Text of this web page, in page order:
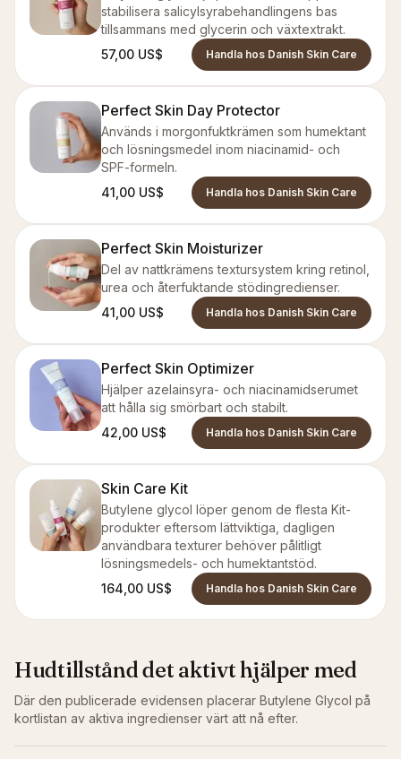
stabilisera salicylsyrabehandlingens bas
tillsammans med glycerin och växtextrakt.
57,00 US$
Handla hos Danish Skin Care
Perfect Skin Day Protector
Används i morgonfuktkrämen som humektant
och lösningsmedel inom niacinamid- och
SPF-formeln.
41,00 US$
Handla hos Danish Skin Care
Perfect Skin Moisturizer
Del av nattkrämens textursystem kring retinol,
urea och återfuktande stödingredienser.
41,00 US$
Handla hos Danish Skin Care
Perfect Skin Optimizer
Hjälper azelainsyra- och niacinamidserumet
att hålla sig smörbart och stabilt.
42,00 US$
Handla hos Danish Skin Care
Skin Care Kit
Butylene glycol löper genom de flesta Kit-
produkter eftersom lättviktiga, dagligen
användbara texturer behöver pålitligt
lösningsmedels- och humektantstöd.
164,00 US$
Handla hos Danish Skin Care
Hudtillstånd det aktivt hjälper med
Där den publicerade evidensen placerar Butylene Glycol på
kortlistan av aktiva ingredienser värt att nå efter.